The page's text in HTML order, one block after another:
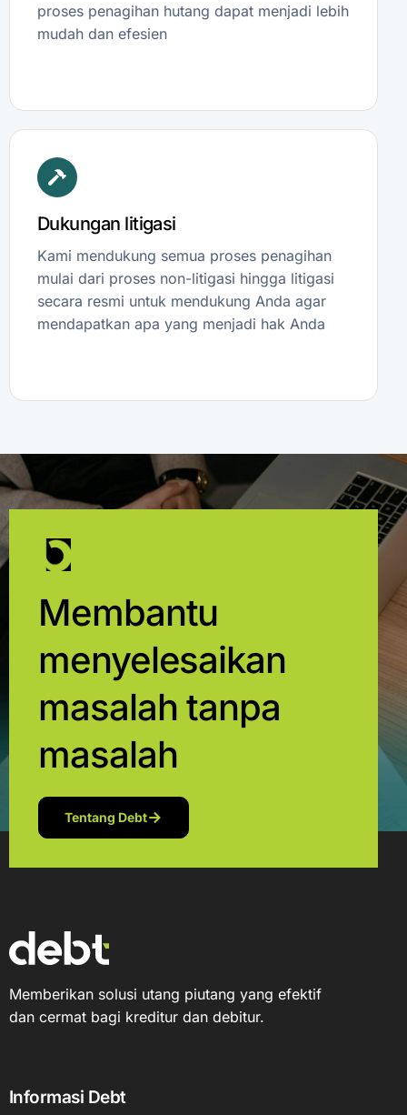
proses penagihan hutang dapat menjadi lebih
mudah dan efesien
Dukungan litigasi
Kami mendukung semua proses penagihan
mulai dari proses non-litigasi hingga litigasi
secara resmi untuk mendukung Anda agar
mendapatkan apa yang menjadi hak Anda
Membantu
menyelesaikan
masalah tanpa
masalah
Tentang Debt
Memberikan solusi utang piutang yang efektif
dan cermat bagi kreditur dan debitur.
Informasi Debt